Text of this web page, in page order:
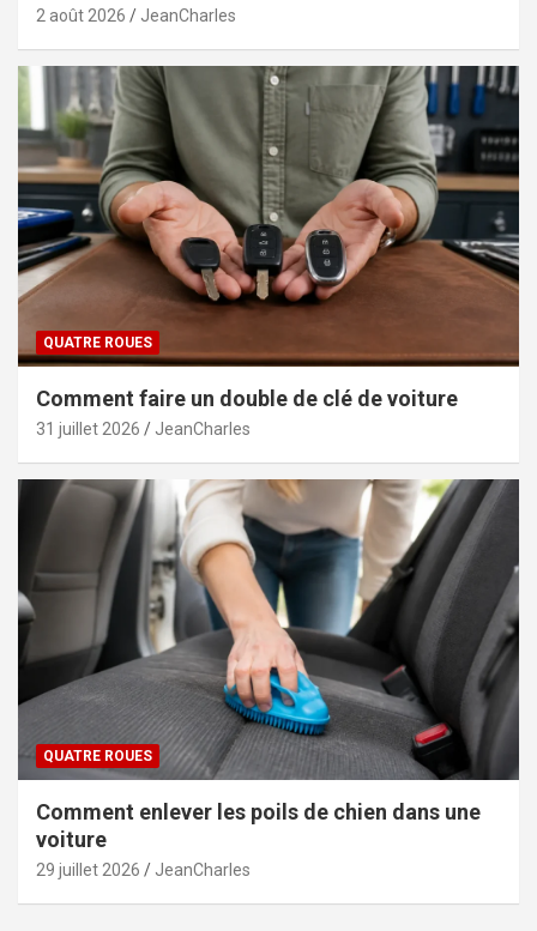
2 août 2026 JeanCharles
QUATRE ROUES
Comment faire un double de clé de voiture
31 juillet 2026 JeanCharles
QUATRE ROUES
Comment enlever les poils de chien dans une
voiture
29 juillet 2026 JeanCharles